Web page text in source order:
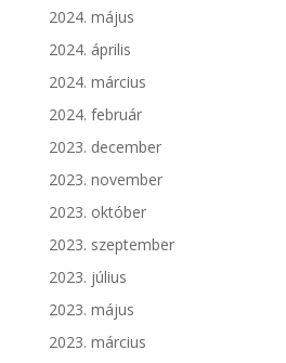
2024. május
2024. április
2024. március
2024. február
2023. december
2023. november
2023. október
2023. szeptember
2023. július
2023. május
2023. március